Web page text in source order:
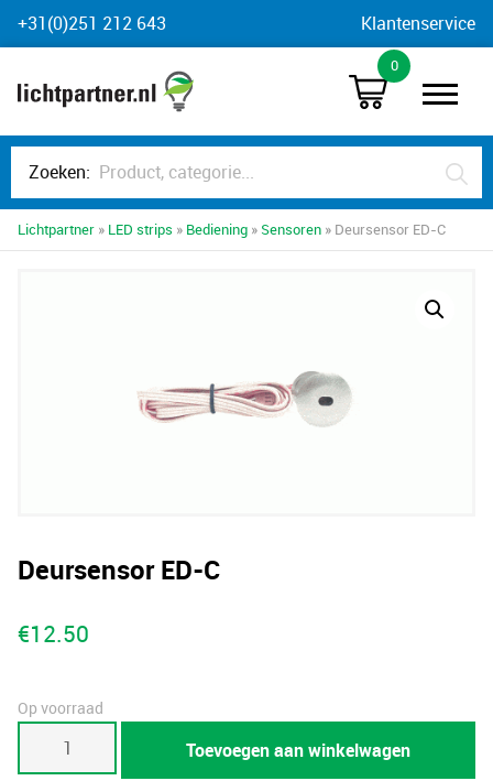
Skip
to
+31(0)251 212 643 Klantenservice
0
Zoeken:
Lichtpartner » LED strips » Bediening » Sensoren » Deursensor ED-C
Deursensor ED-C
€12.50
Op voorraad
Toevoegen aan winkelwagen